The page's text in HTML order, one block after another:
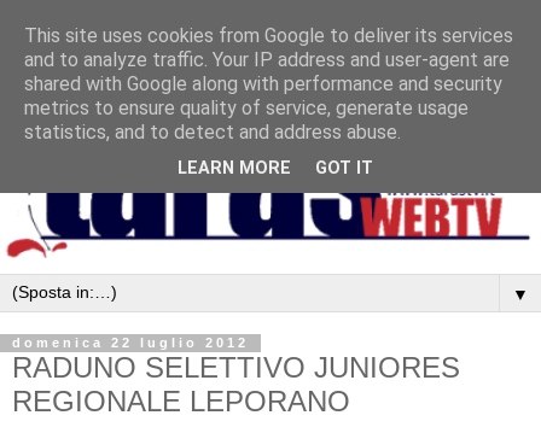
▼
domenica 22 luglio 2012
RADUNO SELETTIVO JUNIORES
REGIONALE LEPORANO
This site uses cookies from Google to deliver its services
and to analyze traffic. Your IP address and user-agent are
shared with Google along with performance and security
metrics to ensure quality of service, generate usage
statistics, and to detect and address abuse.
LEARN MORE GOT IT